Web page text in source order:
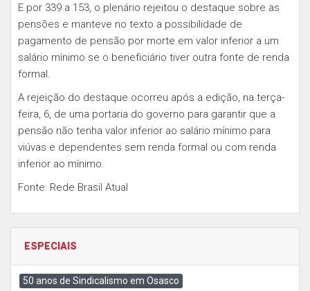
E por 339 a 153, o plenário rejeitou o destaque sobre as
pensões e manteve no texto a possibilidade de
pagamento de pensão por morte em valor inferior a um
salário mínimo se o beneficiário tiver outra fonte de renda
formal.
A rejeição do destaque ocorreu após a edição, na terça-
feira, 6, de uma portaria do governo para garantir que a
pensão não tenha valor inferior ao salário mínimo para
viúvas e dependentes sem renda formal ou com renda
inferior ao mínimo.
Fonte: Rede Brasil Atual
ESPECIAIS
50 anos de Sindicalismo em Osasco